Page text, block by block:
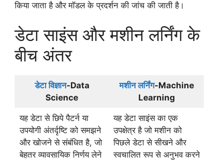
किया जाता है और मॉडल के प्रदर्शन की जांच की जाती है।
डेटा साइंस और मशीन लर्निंग के
बीच अंतर
डेटा विज्ञान-Data
Science
मशीन लर्निंग-Machine
Learning
यह डेटा से छिपे पैटर्न या
उपयोगी अंतर्दृष्टि को समझने
और खोजने से संबंधित है, जो
बेहतर व्यावसायिक निर्णय लेने
यह डेटा साइंस का एक
उपक्षेत्र है जो मशीन को
पिछले डेटा से सीखने और
स्वचालित रूप से अनुभव करने